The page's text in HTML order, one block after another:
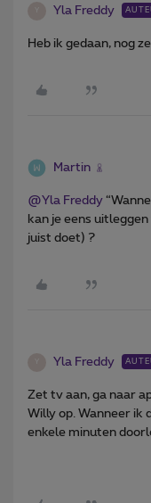
Yla Freddy
Heb ik gedaan, nog
Martin
@Yla Freddy
kan je eens
juist doet) ?
Yla Freddy
Zet tv aan, ga naar
Willy op. Wanneer ik
enkele minuten